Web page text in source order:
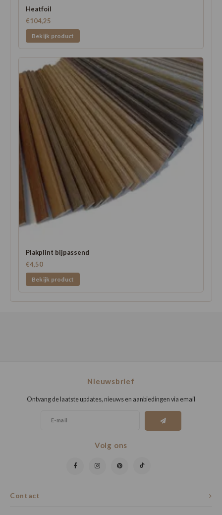
Heatfoil
€104,25
Bekijk product
Plakplint bijpassend
€4,50
Bekijk product
Contact
Nieuwsbrief
Ontvang de laatste updates, nieuws en aanbiedingen via email
Volg ons